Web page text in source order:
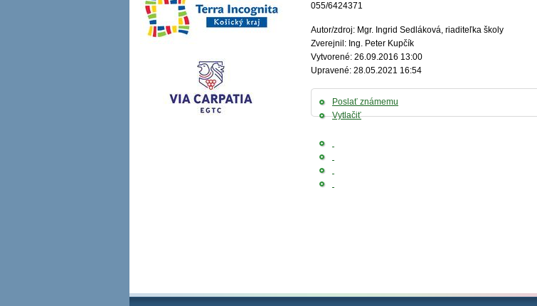
055/6424371
Autor/zdroj: Mgr. Ingrid Sedláková, riaditeľka školy
Zverejnil: Ing. Peter Kupčík
Vytvorené: 26.09.2016 13:00
Upravené: 28.05.2021 16:54
Poslať známemu
Vytlačiť